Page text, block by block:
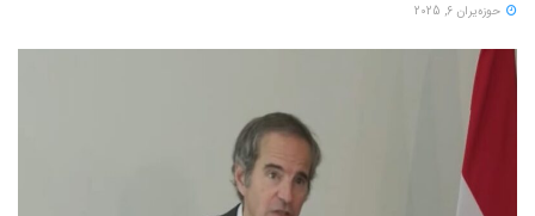
حوزه‌یران 6, 2025